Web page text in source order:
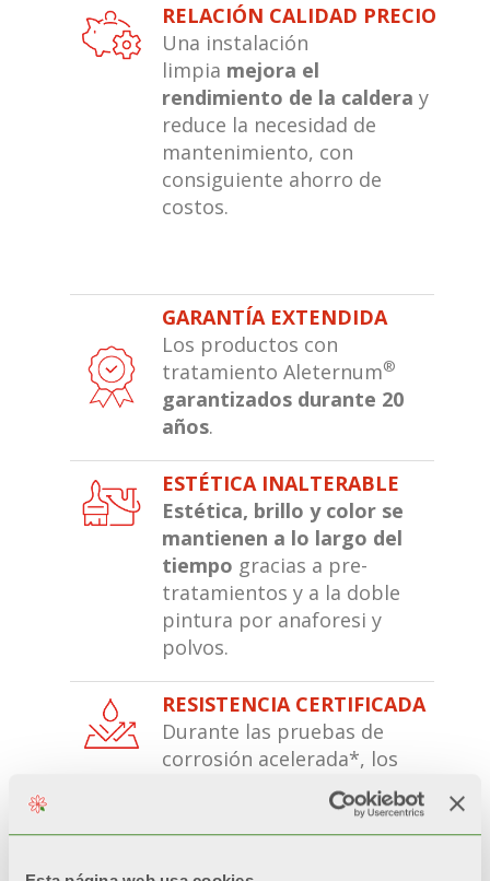
RELACIÓN CALIDAD PRECIO
Una instalación
limpia mejora el
rendimiento de la caldera y
reduce la necesidad de
mantenimiento, con
consiguiente ahorro de
costos.
GARANTÍA EXTENDIDA
Los productos con
tratamiento Aleternum®
garantizados durante 20
años.
ESTÉTICA INALTERABLE
Estética, brillo y color se
mantienen a lo largo del
tiempo gracias a pre-
tratamientos y a la doble
pintura por anaforesi y
polvos.
RESISTENCIA CERTIFICADA
Durante las pruebas de
corrosión acelerada*, los
radiadores con doble
quedaninalterados un
más respecto a